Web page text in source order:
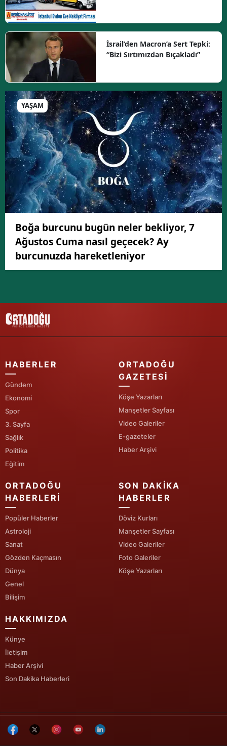
İsrail’den Macron’a Sert Tepki:
“Bizi Sırtımızdan Bıçakladı”
YAŞAM
Boğa burcunu bugün neler bekliyor, 7
Ağustos Cuma nasıl geçecek? Ay
burcunuzda hareketleniyor
HABERLER
Gündem
Ekonomi
Spor
3. Sayfa
Sağlık
Politika
Eğitim
ORTADOĞU
GAZETESI
Köşe Yazarları
Manşetler Sayfası
Video Galeriler
E-gazeteler
Haber Arşivi
ORTADOĞU
HABERLERI
Popüler Haberler
Astroloji
Sanat
Gözden Kaçmasın
Dünya
Genel
Bilişim
SON DAKIKA
HABERLER
Döviz Kurları
Manşetler Sayfası
Video Galeriler
Foto Galeriler
Köşe Yazarları
HAKKIMIZDA
Künye
İletişim
Haber Arşivi
Son Dakika Haberleri